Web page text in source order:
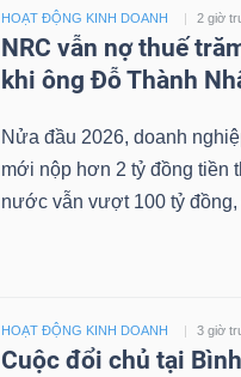
HOẠT ĐỘNG KINH DOANH 2 giờ
NRC vẫn nợ thuế
khi ông Đỗ Thành
Nửa đầu 2026, doanh
mới nộp hơn 2 tỷ đồng tiền
nước vẫn vượt 100 tỷ đồng,
HOẠT ĐỘNG KINH DOANH 3 giờ
Cuộc đổi chủ tại